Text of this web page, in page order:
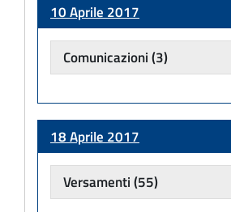
10 Aprile 2017
Comunicazioni(3)
18 Aprile 2017
Versamenti(55)